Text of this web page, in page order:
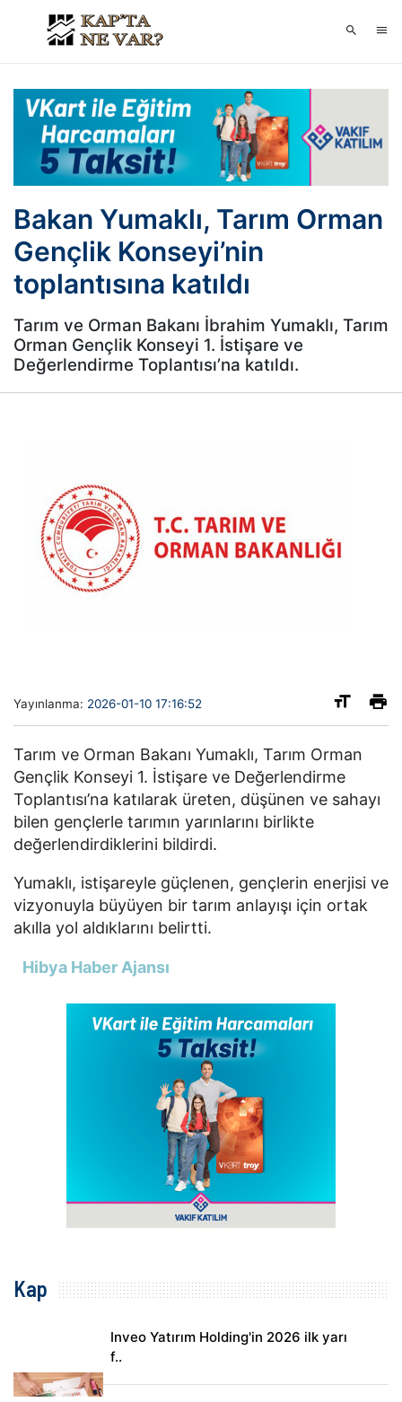
Bakan Yumaklı, Tarım Orman
Gençlik Konseyi’nin
toplantısına katıldı
Tarım ve Orman Bakanı İbrahim Yumaklı, Tarım
Orman Gençlik Konseyi 1. İstişare ve
Değerlendirme Toplantısı’na katıldı.
Yayınlanma: 2026-01-10 17:16:52
Tarım ve Orman Bakanı Yumaklı, Tarım Orman
Gençlik Konseyi 1. İstişare ve Değerlendirme
Toplantısı’na katılarak üreten, düşünen ve sahayı
bilen gençlerle tarımın yarınlarını birlikte
değerlendirdiklerini bildirdi.
Yumaklı, istişareyle güçlenen, gençlerin enerjisi ve
vizyonuyla büyüyen bir tarım anlayışı için ortak
akılla yol aldıklarını belirtti.
Hibya Haber Ajansı
Kap
Inveo Yatırım Holding'in 2026 ilk yarı
f..